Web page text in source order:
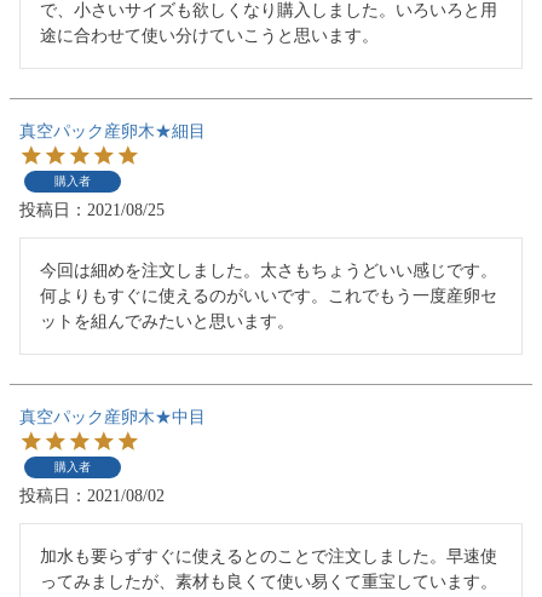
で、小さいサイズも欲しくなり購入しました。いろいろと用
途に合わせて使い分けていこうと思います。
真空パック産卵木★細目
購入者
投稿日 2021/08/25
今回は細めを注文しました。太さもちょうどいい感じです。
何よりもすぐに使えるのがいいです。これでもう一度産卵セ
ットを組んでみたいと思います。
真空パック産卵木★中目
購入者
投稿日 2021/08/02
加水も要らずすぐに使えるとのことで注文しました。早速使
ってみましたが、素材も良くて使い易くて重宝しています。